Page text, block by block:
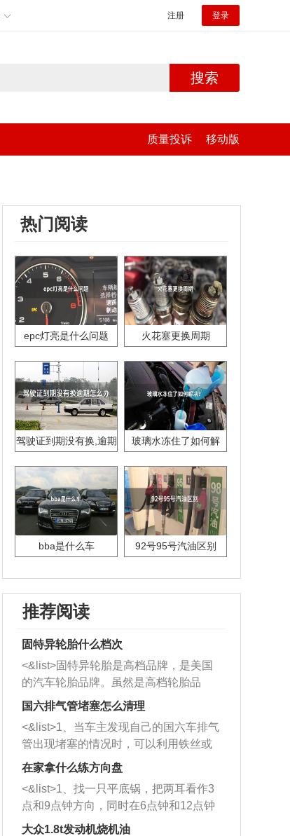
注册 登录
搜索
质量投诉 移动版
热门阅读
epc灯亮是什么问题 火花塞更换周期
驾驶证到期没有换,逾期
玻璃水冻住了如何解
bba是什么车 92号95号汽油区别
推荐阅读
固特异轮胎什么档次
<&list>固特异轮胎是高档品牌，是美国
的汽车轮胎品牌。虽然是高档轮胎品
牌，但是中高低端的轮胎都有生产，这
也是为了更好的开拓市场。
国六排气管堵塞怎么清理
<&list>1、当车主发现自己的国六车排气
管出现堵塞的情况时，可以利用铁丝或
者是细棍，直接将杂物给取出来，如果
堵塞情况比较严重，也可以采取应急措
施。 <&list>2、直接利用木棍将所有的
杂物推到排气管里面的位置处，然后将
三元催化器拆解开，就可以将堵塞的东
在家拿什么练方向盘
<&list>1、找一只平底锅，把两耳看作3
点和9点钟方向，同时在6点钟和12点钟
方向做一个标记。 <&list>2、双手握住
大众1.8t发动机烧机油